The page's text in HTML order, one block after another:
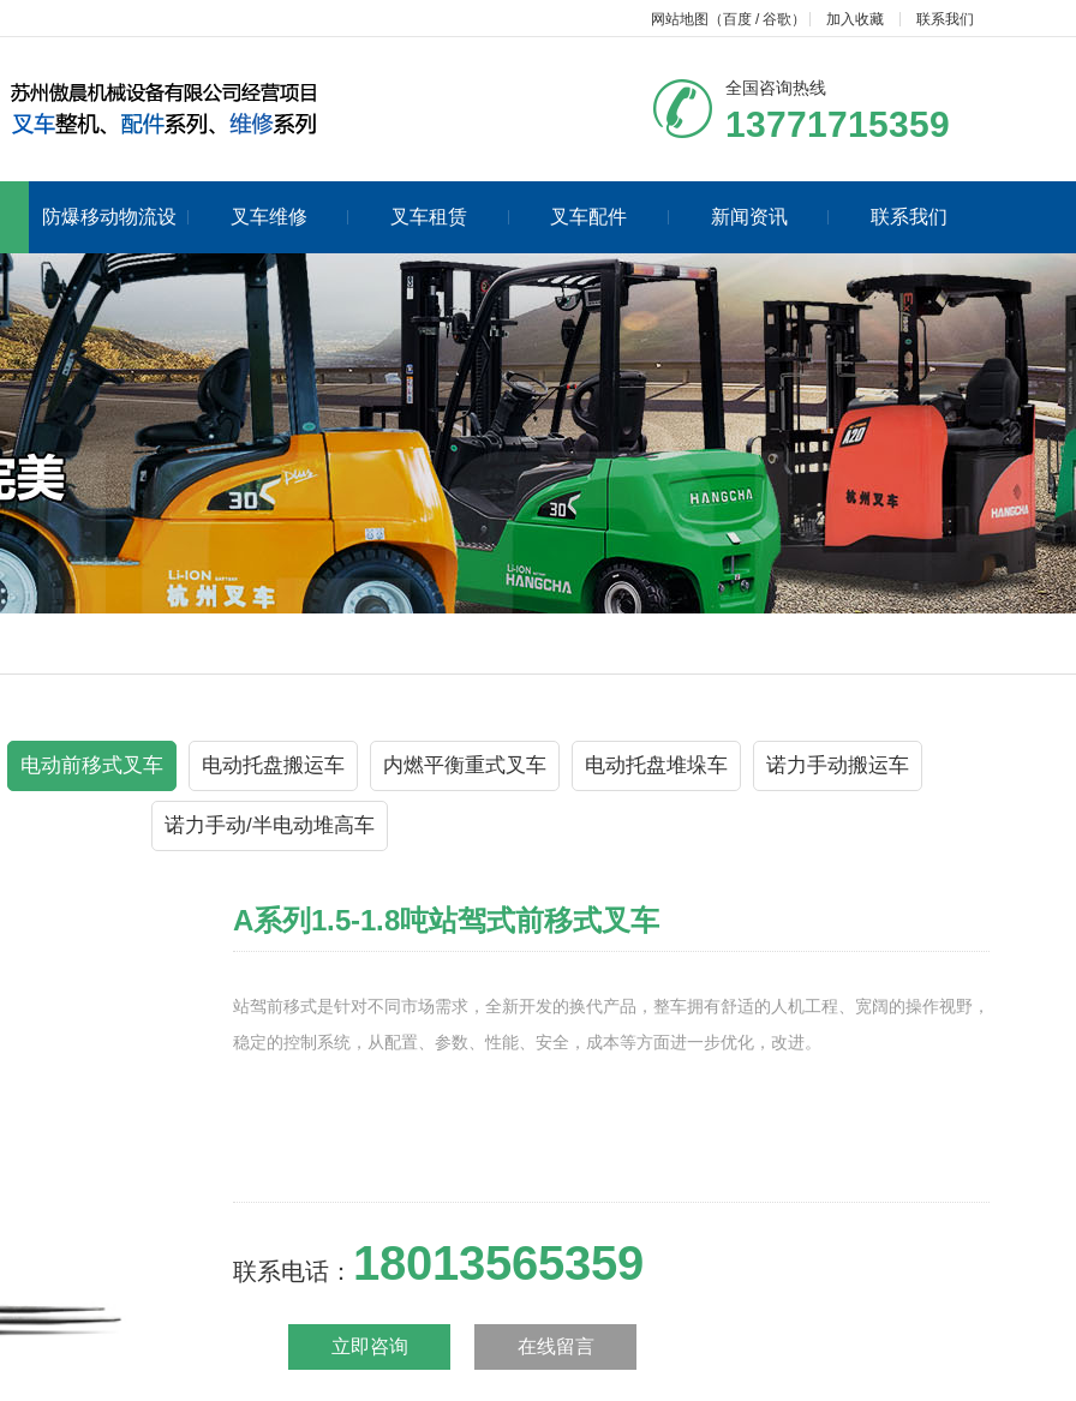
网站地图 （百度 /谷歌 ） 加入收藏 联系我们
全国咨询热线
13771715359
防爆移动物流设 叉车维修 叉车租赁 叉车配件 新闻资讯 联系我们
电动前移式叉车 电动托盘搬运车 内燃平衡重式叉车 电动托盘堆垛车 诺力手动搬运车
诺力手动/半电动堆高车
A系列1.5-1.8吨站驾式前移式叉车
站驾前移式是针对不同市场需求，全新开发的换代产品，整车拥有舒适的人机工程、宽阔的操作视野，
稳定的控制系统，从配置、参数、性能、安全，成本等方面进一步优化，改进。
联系电话： 18013565359
立即咨询 在线留言